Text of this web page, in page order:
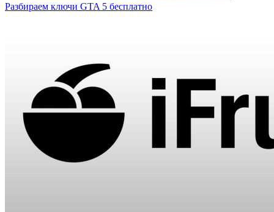
Разбираем ключи GTA 5 бесплатно